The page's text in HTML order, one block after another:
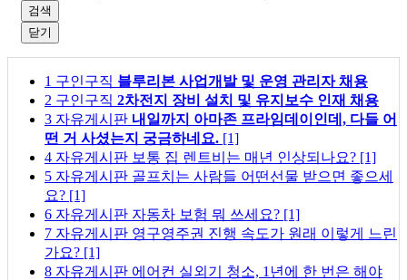
검색
닫기
1 구인구직 블루리본 사업개발 및 운영 관리자 채용
2 구인구직 2차전지 장비 설치 및 유지보수 인재 채용
3 자유게시판 내일까지 아마존 프라임데이인데, 다들 어
떤 거 사셨는지 궁금하네요. [1]
4 자유게시판 보통 집 렌트비는 매년 인상되나요? [1]
5 자유게시판 골프치는 사람들 어떤선물 받으면 좋으세
요? [1]
6 자유게시판 자동차 보험 뭐 쓰세요? [1]
7 자유게시판 영구영주권 진행 속도가 원래 이렇게 느린
가요? [1]
8 자유게시판 에어컨 실외기 청소, 1년에 한 번은 해야